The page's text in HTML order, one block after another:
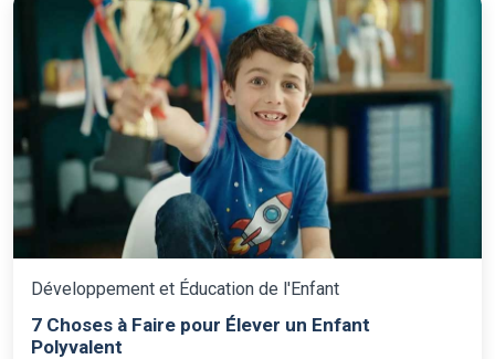
Développement et Éducation de l'Enfant
7 Choses à Faire pour Élever un Enfant
Polyvalent